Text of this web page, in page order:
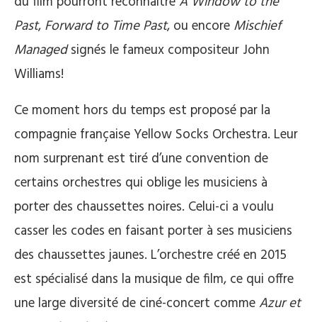
Past, Forward to Time Past, ou encore Mischief
Managedsignés le fameux compositeur John
Williams!
Ce moment hors du temps est proposé par la
compagnie française Yellow Socks Orchestra. Leur
nom surprenant est tiré d’une convention de
certains orchestres qui oblige les musiciens à
porter des chaussettes noires. Celui-ci a voulu
casser les codes en faisant porter à ses musiciens
des chaussettes jaunes. L’orchestre créé en 2015
est spécialisé dans la musique de film, ce qui offre
une large diversité de ciné-concert comme Azur et